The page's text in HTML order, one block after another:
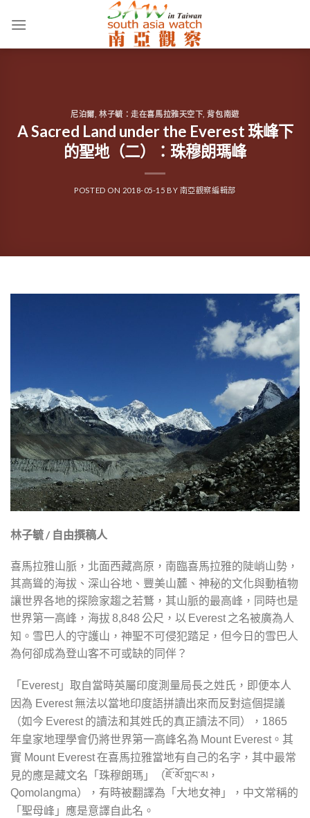
尼泊爾 ,林子毓：走在喜馬拉雅天空下 ,背包南遊
A Sacred Land under the Everest 珠峰下
的聖地（二）：珠穆朗瑪峰
POSTED ON 2018-05-15 BY 南亞觀察編輯部
林子毓 / 自由撰稿人
喜馬拉雅山脈，北面西藏高原，南臨喜馬拉雅的陡峭山勢，
其高聳的海拔、深山谷地、豐美山麓、神秘的文化與動植物
讓世界各地的探險家趨之若鶩，其山脈的最高峰，同時也是
世界第一高峰，海拔8,848 公尺，以 Everest之名被廣為人
知。雪巴人的守護山，神聖不可侵犯踏足，但今日的雪巴人
為何卻成為登山客不可或缺的同伴？
「 Everest」取自當時英屬印度測量局長之姓氏，即便本人
因為 Everest無法以當地印度語拼讀出來而反對這個提議
（如今 Everest的讀法和其姓氏的真正讀法不同）， 1865
年皇家地理學會仍將世界第一高峰名為 Mount Everest。其
實 Mount Everest在喜馬拉雅當地有自己的名字，其中最常
見的應是藏文名「珠穆朗瑪」（ཇོ་མོ་གླང་མ，
Qomolangma），有時被翻譯為「大地女神」，中文常稱的
「聖母峰」應是意譯自此名。